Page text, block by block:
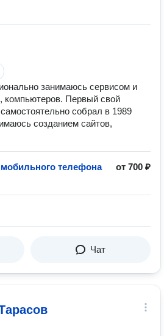
занимаюсь сервисом и
компьютеров. Первый свой
собрал в 1989
созданием сайтов,
телефона
от 700 ₽
Чат